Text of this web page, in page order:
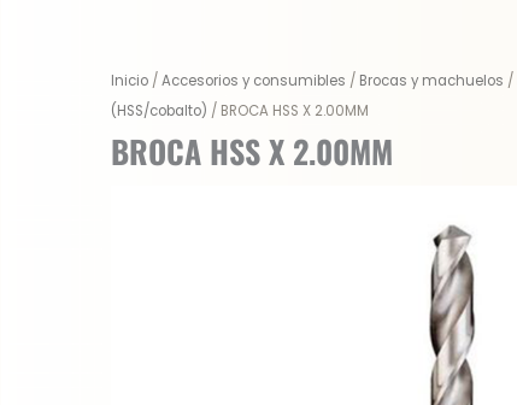
Inicio /Accesorios y consumibles / Brocas y machuelos /
(HSS/cobalto) / BROCA HSS X 2.00MM
BROCA HSS X 2.00MM